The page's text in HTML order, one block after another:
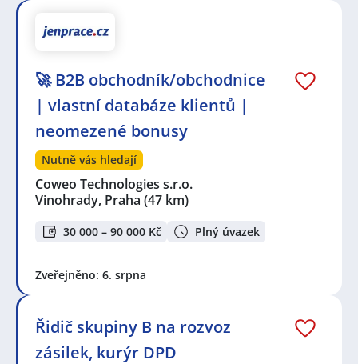
🚀 B2B obchodník/obchodnice
| vlastní databáze klientů |
neomezené bonusy
Nutně vás hledají
Coweo Technologies s.r.o.
Vinohrady, Praha (47 km)
30 000 – 90 000 Kč Plný úvazek
Zveřejněno: 6. srpna
Řidič skupiny B na rozvoz
zásilek, kurýr DPD